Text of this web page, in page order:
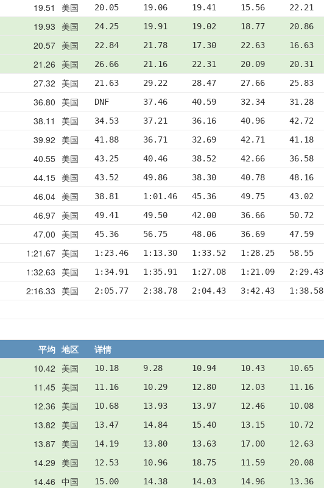
19.51 美国 20.05     19.06     19.41     15.56     22.21
19.93 美国 24.25     19.91     19.02     18.77     20.86
20.57 美国 22.84     21.78     17.30     22.63     16.63
21.26 美国 26.66     21.16     22.31     20.09     20.31
27.32 美国 21.63     29.22     28.47     27.66     25.83
36.80 美国 DNF       37.46     40.59     32.34     31.28
38.11 美国 34.53     37.21     36.16     40.96     42.72
39.92 美国 41.88     36.71     32.69     42.71     41.18
40.55 美国 43.25     40.46     38.52     42.66     36.58
44.15 美国 43.52     49.86     38.30     40.78     48.16
46.04 美国 38.81     1:01.46   45.36     49.75     43.02
46.97 美国 49.41     49.50     42.00     36.66     50.72
47.00 美国 45.36     56.75     48.06     36.69     47.59
1:21.67 美国 1:23.46   1:13.30   1:33.52   1:28.25   58.55
1:32.63 美国 1:34.91   1:35.91   1:27.08   1:21.09   2:29.43
2:16.33 美国 2:05.77   2:38.78   2:04.43   3:42.43   1:38.58
平均 地区
详情
10.42 美国 10.18     9.28      10.94     10.43     10.65
11.45 美国 11.16     10.29     12.80     12.03     11.16
12.36 美国 10.68     13.93     13.97     12.46     10.08
13.82 美国 13.47     14.84     15.40     13.15     10.72
13.87 美国 14.19     13.80     13.63     17.00     12.63
14.29 美国 12.53     10.96     18.75     11.59     20.08
14.46 中国 15.00     14.38     14.03     14.96     13.36